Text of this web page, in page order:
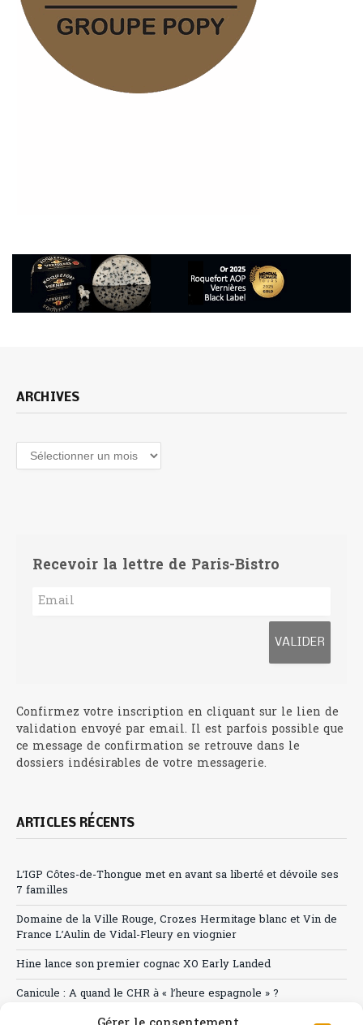
ARCHIVES
Archives
Recevoir la lettre de Paris-Bistro
Confirmez votre inscription en cliquant sur le lien de
validation envoyé par email. Il est parfois possible que
ce message de confirmation se retrouve dans le
dossiers indésirables de votre messagerie.
ARTICLES RÉCENTS
L’IGP Côtes-de-Thongue met en avant sa liberté et dévoile ses
7 familles
Domaine de la Ville Rouge, Crozes Hermitage blanc et Vin de
France L’Aulin de Vidal-Fleury en viognier
Hine lance son premier cognac XO Early Landed
Canicule : A quand le CHR à « l’heure espagnole » ?